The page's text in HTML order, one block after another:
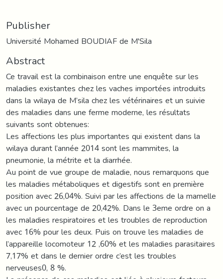
Publisher
Université Mohamed BOUDIAF de M'Sila
Abstract
Ce travail est la combinaison entre une enquête sur les
maladies existantes chez les vaches importées introduits
dans la wilaya de M’sila chez les vétérinaires et un suivie
des maladies dans une ferme moderne, les résultats
suivants sont obtenues:
Les affections les plus importantes qui existent dans la
wilaya durant l’année 2014 sont les mammites, la
pneumonie, la métrite et la diarrhée.
Au point de vue groupe de maladie, nous remarquons que
les maladies métaboliques et digestifs sont en première
position avec 26,04%. Suivi par les affections de la mamelle
avec un pourcentage de 20,42%. Dans le 3eme ordre on a
les maladies respiratoires et les troubles de reproduction
avec 16% pour les deux. Puis on trouve les maladies de
l’appareille locomoteur 12 ,60% et les maladies parasitaires
7,17% et dans le dernier ordre c’est les troubles
nerveuses0, 8 %.